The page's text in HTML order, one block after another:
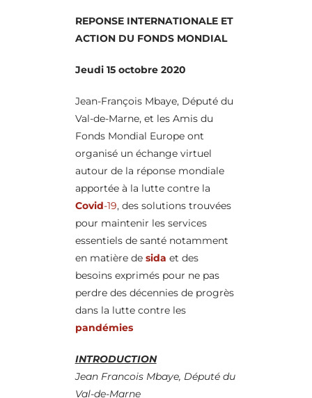
REPONSE INTERNATIONALE ET
ACTION DU FONDS MONDIAL
Jeudi 15 octobre 2020
Jean-François Mbaye, Député du
Val-de-Marne, et les Amis du
Fonds Mondial Europe ont
organisé un échange virtuel
autour de la réponse mondiale
apportée à la lutte contre la
Covid-19, des solutions trouvées
pour maintenir les services
essentiels de santé notamment
en matière de sida et des
besoins exprimés pour ne pas
perdre des décennies de progrès
dans la lutte contre les
pandémies
INTRODUCTION
Jean Francois Mbaye, Député du
Val-de-Marne